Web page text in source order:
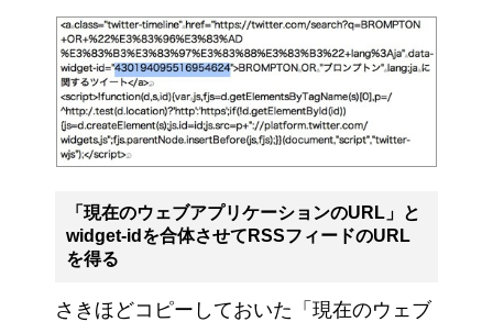
「現在のウェブアプリケーションのURL」と
widget-idを合体させてRSSフィードのURL
を得る
さきほどコピーしておいた「現在のウェブ